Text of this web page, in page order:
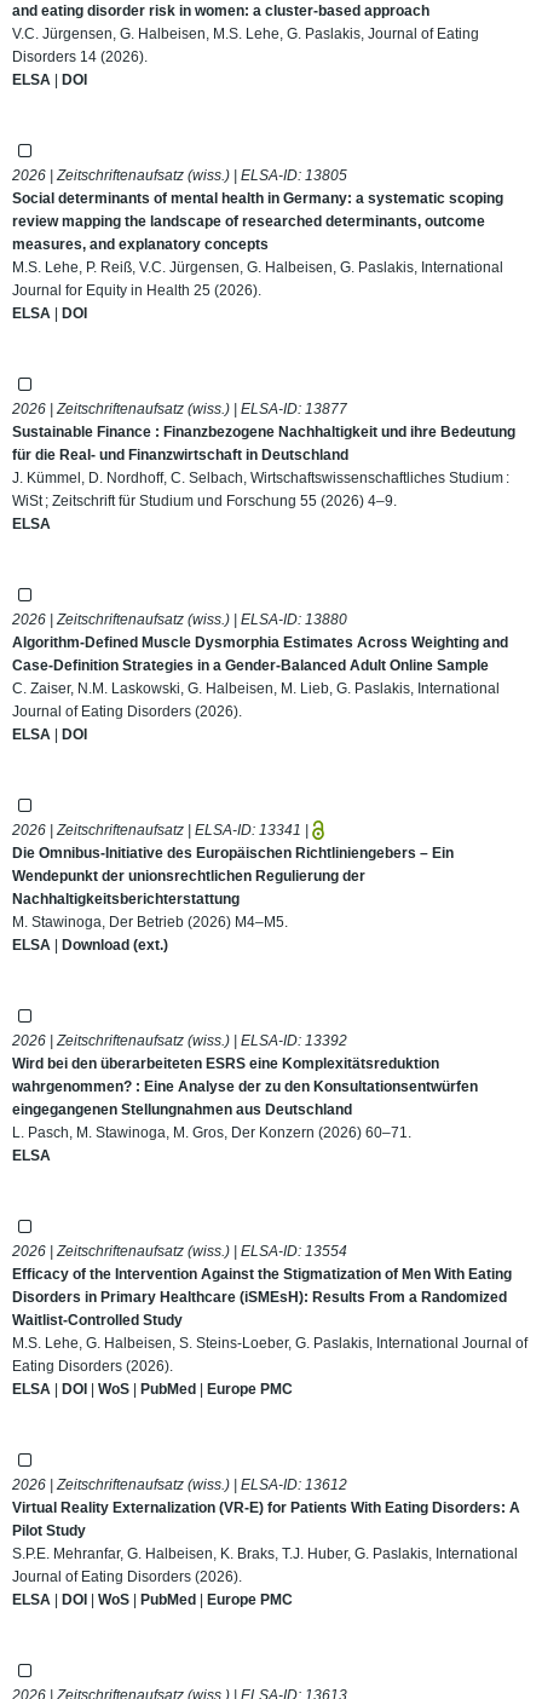
and eating disorder risk in women: a cluster-based approach
V.C. Jürgensen, G. Halbeisen, M.S. Lehe, G. Paslakis, Journal of Eating
Disorders 14 (2026).
ELSA | DOI
2026 | Zeitschriftenaufsatz (wiss.) | ELSA-ID: 13805
Social determinants of mental health in Germany: a systematic scoping
review mapping the landscape of researched determinants, outcome
measures, and explanatory concepts
M.S. Lehe, P. Reiß, V.C. Jürgensen, G. Halbeisen, G. Paslakis, International
Journal for Equity in Health 25 (2026).
ELSA | DOI
2026 | Zeitschriftenaufsatz (wiss.) | ELSA-ID: 13877
Sustainable Finance : Finanzbezogene Nachhaltigkeit und ihre Bedeutung
für die Real- und Finanzwirtschaft in Deutschland
J. Kümmel, D. Nordhoff, C. Selbach, Wirtschaftswissenschaftliches Studium :
WiSt ; Zeitschrift für Studium und Forschung 55 (2026) 4–9.
ELSA
2026 | Zeitschriftenaufsatz (wiss.) | ELSA-ID: 13880
Algorithm‐Defined Muscle Dysmorphia Estimates Across Weighting and
Case‐Definition Strategies in a Gender‐Balanced Adult Online Sample
C. Zaiser, N.M. Laskowski, G. Halbeisen, M. Lieb, G. Paslakis, International
Journal of Eating Disorders (2026).
ELSA | DOI
2026 | Zeitschriftenaufsatz | ELSA-ID: 13341 |
Die Omnibus-Initiative des Europäischen Richtliniengebers – Ein
Wendepunkt der unionsrechtlichen Regulierung der
Nachhaltigkeitsberichterstattung
M. Stawinoga, Der Betrieb (2026) M4–M5.
ELSA | Download (ext.)
2026 | Zeitschriftenaufsatz (wiss.) | ELSA-ID: 13392
Wird bei den überarbeiteten ESRS eine Komplexitätsreduktion
wahrgenommen? : Eine Analyse der zu den Konsultationsentwürfen
eingegangenen Stellungnahmen aus Deutschland
L. Pasch, M. Stawinoga, M. Gros, Der Konzern (2026) 60–71.
ELSA
2026 | Zeitschriftenaufsatz (wiss.) | ELSA-ID: 13554
Efficacy of the Intervention Against the Stigmatization of Men With Eating
Disorders in Primary Healthcare (iSMEsH): Results From a Randomized
Waitlist‐Controlled Study
M.S. Lehe, G. Halbeisen, S. Steins‐Loeber, G. Paslakis, International Journal of
Eating Disorders (2026).
ELSA | DOI | WoS | PubMed | Europe PMC
2026 | Zeitschriftenaufsatz (wiss.) | ELSA-ID: 13612
Virtual Reality Externalization (VR‐E) for Patients With Eating Disorders: A
Pilot Study
S.P.E. Mehranfar, G. Halbeisen, K. Braks, T.J. Huber, G. Paslakis, International
Journal of Eating Disorders (2026).
ELSA | DOI | WoS | PubMed | Europe PMC
2026 | Zeitschriftenaufsatz (wiss.) | ELSA-ID: 13613